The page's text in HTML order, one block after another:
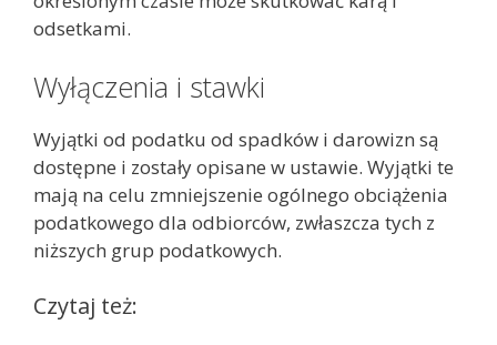
odsetkami.
Wyłączenia i stawki
Wyjątki od podatku od spadków i darowizn są
dostępne i zostały opisane w ustawie. Wyjątki te
mają na celu zmniejszenie ogólnego obciążenia
podatkowego dla odbiorców, zwłaszcza tych z
niższych grup podatkowych.
Czytaj też: